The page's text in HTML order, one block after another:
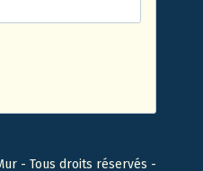
- Tous droits réservés -